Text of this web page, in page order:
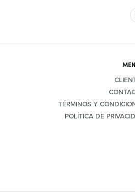
TÉRMINOS Y
POLÍTICA DE